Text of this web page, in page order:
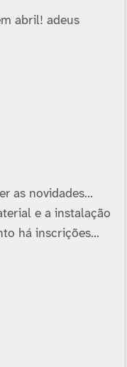
abril! adeus
as novidades…
e a instalação
há inscrições…